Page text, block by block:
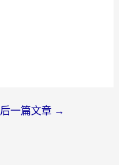
后一篇文章 →